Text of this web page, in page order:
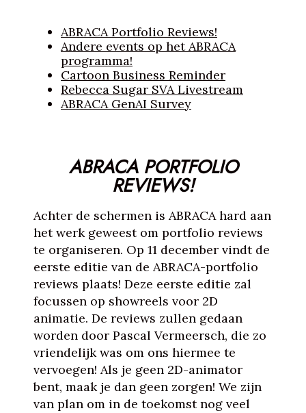
ABRACA Portfolio Reviews!
Andere events op het ABRACA
programma!
Cartoon Business Reminder
Rebecca Sugar SVA Livestream
ABRACA GenAI Survey
ABRACA PORTFOLIO
REVIEWS!
Achter de schermen is ABRACA hard aan
het werk geweest om portfolio reviews
te organiseren. Op 11 december vindt de
eerste editie van de ABRACA-portfolio
reviews plaats! Deze eerste editie zal
focussen op showreels voor 2D
animatie. De reviews zullen gedaan
worden door Pascal Vermeersch, die zo
vriendelijk was om ons hiermee te
vervoegen! Als je geen 2D-animator
bent, maak je dan geen zorgen! We zijn
van plan om in de toekomst nog veel